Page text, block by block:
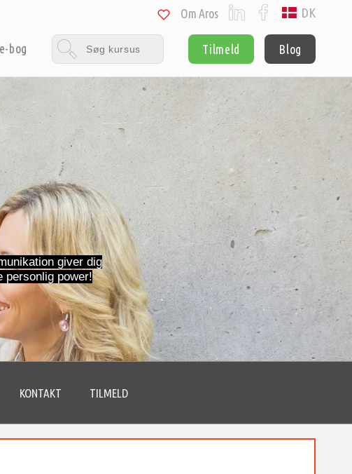
bog Tilmeld Blog
Om Aros DK
giver dig
personlig power!
KONTAKT TILMELD